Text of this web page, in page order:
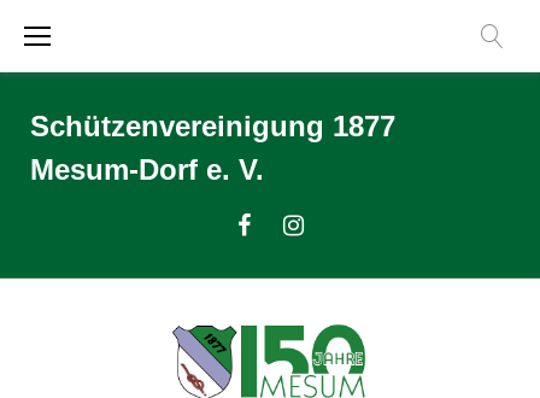
Schützenvereinigung 1877
Mesum-Dorf e. V.